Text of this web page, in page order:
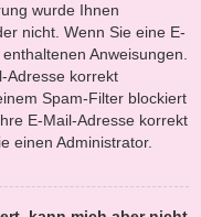
wurde Ihnen
nicht. Wenn Sie eine E-
Anweisungen.
Adresse korrekt
Spam-Filter blockiert
E-Mail-Adresse korrekt
einen Administrator.